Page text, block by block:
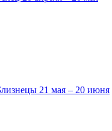
21 мая – 20 июня